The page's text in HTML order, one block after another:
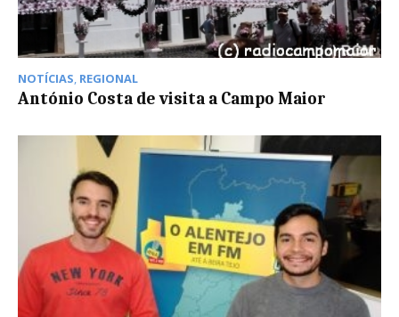
NOTÍCIAS, REGIONAL
António Costa de visita a Campo Maior